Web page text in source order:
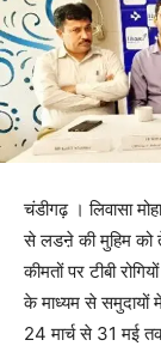
चंडीगढ़ । लिवासा
से लडऩे की मुहिम को
कीमतों पर टीबी
के माध्यम से समुदायों
24 मार्च से 31 मई